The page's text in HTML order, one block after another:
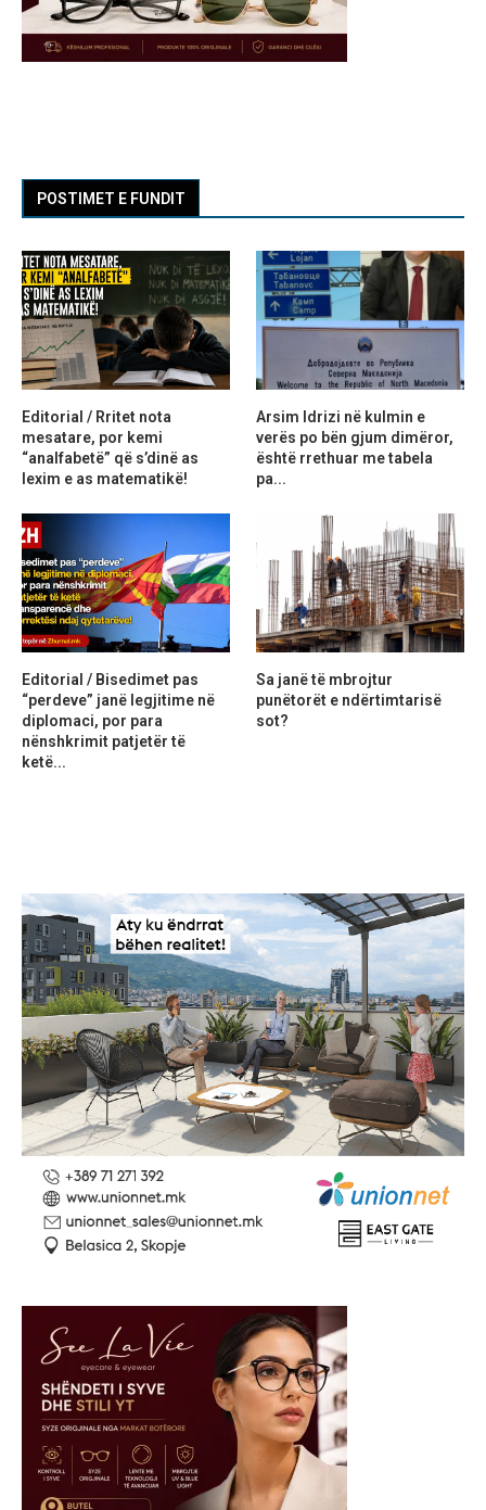
POSTIMET E FUNDIT
Editorial / Rritet nota
mesatare, por kemi
“analfabetë” që s’dinë as
lexim e as matematikë!
Arsim Idrizi në kulmin e
verës po bën gjum dimëror,
është rrethuar me tabela
pa...
Editorial / Bisedimet pas
“perdeve” janë legjitime në
diplomaci, por para
nënshkrimit patjetër të
ketë...
Sa janë të mbrojtur
punëtorët e ndërtimtarisë
sot?